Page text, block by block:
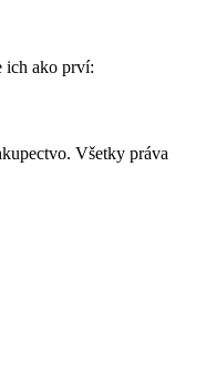
ich ako prví:
Všetky práva